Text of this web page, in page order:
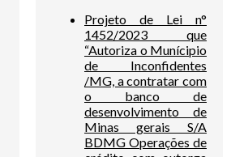
Projeto de Lei n°
1452/2023 que
“Autoriza o Munícipio
de Inconfidentes
/MG, a contratar com
o banco de
desenvolvimento de
Minas gerais S/A
BDMG Operações de